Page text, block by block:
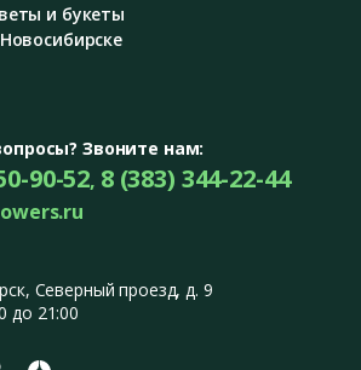
и букеты
Звоните нам:
90-52, 8 (383) 344-22-44
, Северный проезд, д. 9
до 21:00